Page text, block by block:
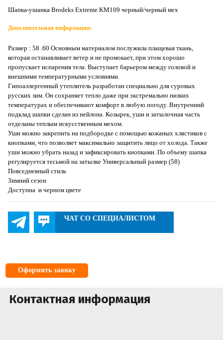
Шапка-ушанка Brodeks Extreme KM109 черный/черный мех
Дополнительная информация:
Размер : 58 .60 Основным материалом послужила плащевая ткань,
которая останавливает ветер и не промокает, при этом хорошо
пропускает испарения тела. Выступает барьером между головой и
внешними температурными условиями.
Гипоаллергенный утеплитель разработан специально для суровых
русских зим. Он сохраняет тепло даже при экстремально низких
температурах и обеспечивают комфорт в любую погоду. Внутренний
подклад шапки сделан из нейлона. Козырек, уши и затылочная часть
отделаны теплым искусственным мехом.
Уши можно закрепить на подбородке с помощью кожаных хлястиков с
кнопками, что позволяет максимально защитить лицо от холода. Также
уши можно убрать назад и зафиксировать кнопками. По объему шапка
регулируется тесьмой на затылке Универсальный размер (58)
Повседневный стиль
Зимний сезон
Доступна и черном цвете
ЧАТ СО СПЕЦИАЛИСТОМ
Оформить заявку
Контактная информация